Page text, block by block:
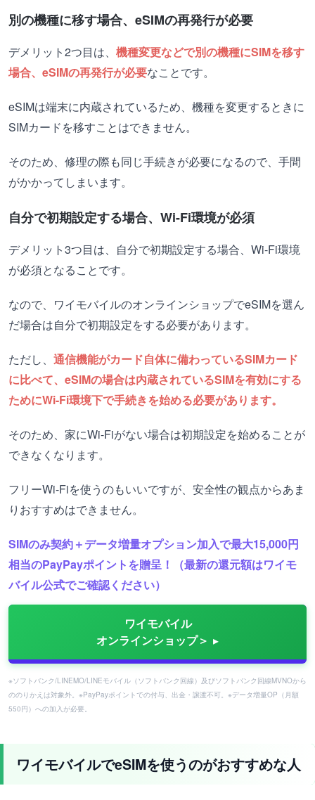
別の機種に移す場合、eSIMの再発行が必要
デメリット2つ目は、 機種変更などで別の機種にSIMを移す
場合、eSIMの再発行が必要なことです。
eSIMは端末に内蔵されているため、機種を変更するときに
SIMカードを移すことはできません。
そのため、修理の際も同じ手続きが必要になるので、手間
がかかってしまいます。
自分で初期設定する場合、Wi-Fi環境が必須
デメリット3つ目は、自分で初期設定する場合、Wi-Fi環境
が必須となることです。
なので、ワイモバイルのオンラインショップでeSIMを選ん
だ場合は自分で初期設定をする必要があります。
ただし、 通信機能がカード自体に備わっているSIMカード
に比べて、eSIMの場合は内蔵されているSIMを有効にする
ためにWi-Fi環境下で手続きを始める必要があります。
そのため、家にWi-Fiがない場合は初期設定を始めることが
できなくなります。
フリーWi-Fiを使うのもいいですが、安全性の観点からあま
りおすすめはできません。
SIMのみ契約＋データ増量オプション加入で最大15,000円
相当のPayPayポイントを贈呈！（最新の還元額はワイモ
バイル公式でご確認ください）
ワイモバイル
オンラインショップ＞
※ソフトバンク/LINEMO/LINEモバイル（ソフトバンク回線）及びソフトバンク回線MVNOから
ののりかえは対象外。※PayPayポイントでの付与、出金・譲渡不可。※データ増量OP（月額
550円）への加入が必要。
ワイモバイルでeSIMを使うのがおすすめな人